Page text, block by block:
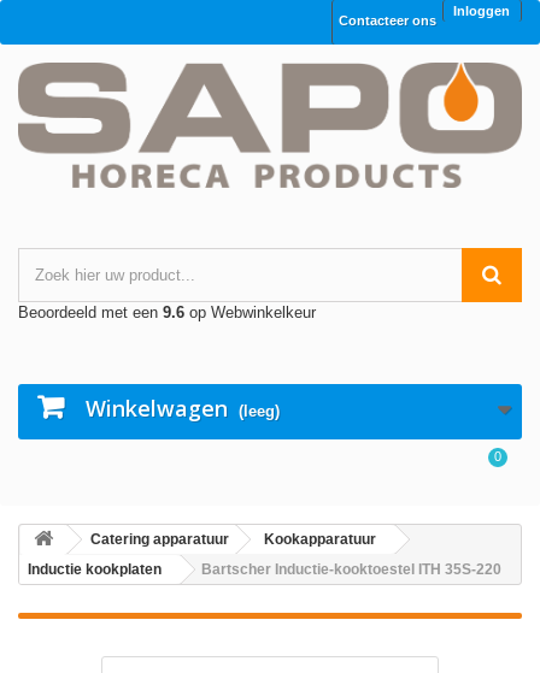
Inloggen
Contacteer ons
Beoordeeld met een 9.6 op Webwinkelkeur
Winkelwagen (leeg)
0
Catering apparatuur
Kookapparatuur
Inductie kookplaten
Bartscher Inductie-kooktoestel ITH 35S-220